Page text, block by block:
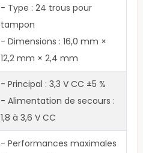
- Type : 24 trous pour
tampon
- Dimensions : 16,0 mm ×
12,2 mm × 2,4 mm
- Principal : 3,3 V CC ±5 %
- Alimentation de secours :
1,8 à 3,6 V CC
- Performances maximales